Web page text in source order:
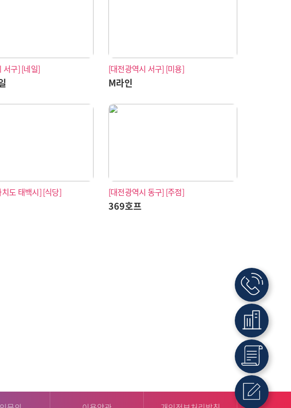
서구][네일] [대전광역시 서구] [미용]
M라인
도 태백시][식당] [대전광역시 동구] [주점]
369호프
042-486-
회사소개
MTB 소개